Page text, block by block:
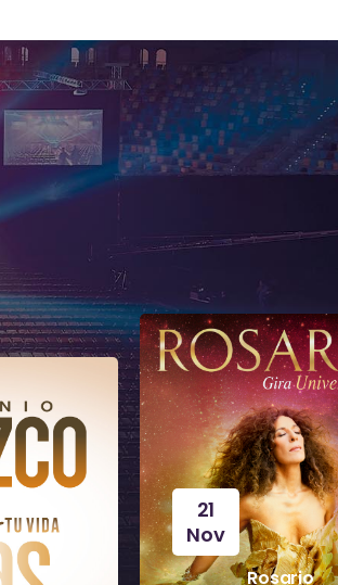
21
Nov
Rosario